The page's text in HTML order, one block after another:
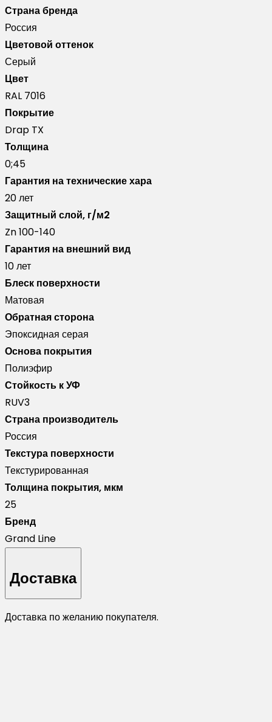
антрацитово-
серый
(1,8м)
Страна бренда
Россия
Цветовой оттенок
Серый
Цвет
RAL 7016
Покрытие
Drap TX
Толщина
0;45
Гарантия на технические хара
20 лет
Защитный слой, г/м2
Zn 100-140
Гарантия на внешний вид
10 лет
Блеск поверхности
Матовая
Обратная сторона
Эпоксидная серая
Основа покрытия
Полиэфир
Стойкость к УФ
RUV3
Страна производитель
Россия
Текстура поверхности
Текстурированная
Толщина покрытия, мкм
25
Бренд
Grand Line
Доставка
Доставка по желанию покупателя.